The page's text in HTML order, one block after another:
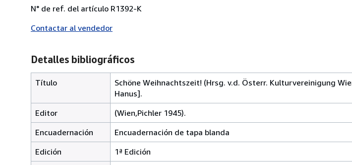
N° de ref. del artículo R1392-K
Contactar al vendedor
Detalles bibliográficos
Título
Schöne Weihnachtszeit! (Hrsg. v.d. Österr. Kulturvereinigung
Hanus].
Editor
(Wien,Pichler 1945).
Encuadernación
Encuadernación de tapa blanda
Edición
1ª Edición